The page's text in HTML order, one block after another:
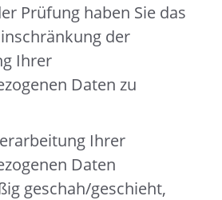
Prüfung haben Sie das
der
Ihrer
Daten zu
Ihrer
Daten
geschah/geschieht,